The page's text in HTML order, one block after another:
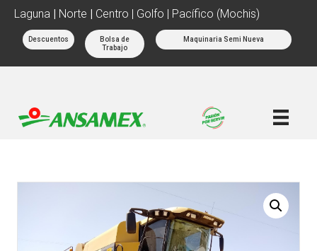
Laguna | Norte | Centro | Golfo | Pacífico (Mochis)
Descuentos
Bolsa de
Trabajo
Maquinaria Semi Nueva